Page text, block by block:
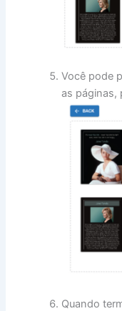
Você pode
as páginas,
Quando